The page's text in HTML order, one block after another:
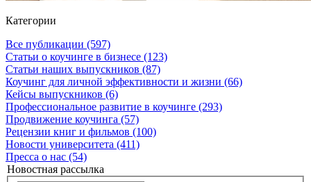
Категории
Все публикации (597)
Статьи о коучинге в бизнесе (123)
Статьи наших выпускников (87)
Коучинг для личной эффективности и жизни (66)
Кейсы выпускников (6)
Профессиональное развитие в коучинге (293)
Продвижение коучинга (57)
Рецензии книг и фильмов (100)
Новости университета (411)
Пресса о нас (54)
Новостная рассылка